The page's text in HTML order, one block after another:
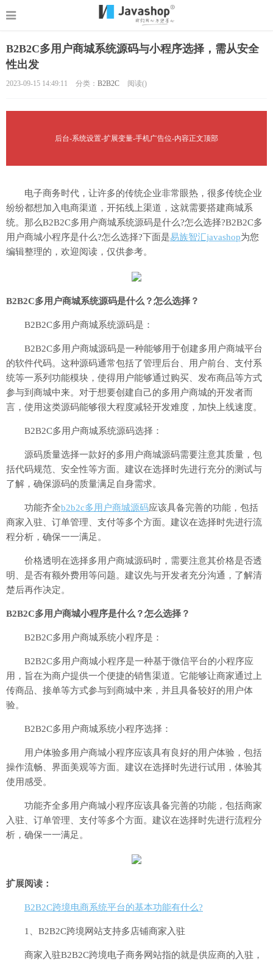
B2B2C多用户商城系统源码与小程序选择，需从安全
性出发
2023-09-15 14:49:11 分类： B2B2C 阅读()
后台-系统设置-扩展变量-手机广告位-内容正文顶部
电子商务时代，让许多的传统企业非常眼热，很多传统企业
纷纷都想加入电商渠道，开拓线上渠道，这就需要搭建商城系
统。那么B2B2C多用户商城系统源码是什么?怎么选择?B2B2C多
用户商城小程序是什么?怎么选择?下面是易族智汇javashop为您
编辑整理的，欢迎阅读，仅供参考。
B2B2C多用户商城系统源码是什么？怎么选择？
B2B2C多用户商城系统源码是：
B2B2C多用户商城源码是一种能够用于创建多用户商城平台
的软件代码。这种源码通常包括了管理后台、用户前台、支付系
统等一系列功能模块，使得用户能够通过购买、发布商品等方式
参与到商城中来。对于想要创建自己的多用户商城的开发者而
言，使用这类源码能够很大程度减轻开发难度，加快上线速度。
B2B2C多用户商城系统源码选择：
源码质量选择一款好的多用户商城源码需要注意其质量，包
括代码规范、安全性等方面。建议在选择时先进行充分的测试与
了解，确保源码的质量满足自身需求。
功能齐全b2b2c多用户商城源码应该具备完善的功能，包括
商家入驻、订单管理、支付等多个方面。建议在选择时先进行流
程分析，确保一一满足。
价格透明在选择多用户商城源码时，需要注意其价格是否透
明、是否有额外费用等问题。建议先与开发者充分沟通，了解清
楚后再作决定。
B2B2C多用户商城小程序是什么？怎么选择？
B2B2C多用户商城系统小程序是：
B2B2C多用户商城小程序是一种基于微信平台的小程序应
用，旨在为商户提供一个便捷的销售渠道。它能够让商家通过上
传商品、接单等方式参与到商城中来，并且具备较好的用户体
验。
B2B2C多用户商城系统小程序选择：
用户体验多用户商城小程序应该具有良好的用户体验，包括
操作流畅、界面美观等方面。建议在选择时先进行试用，体验其
使用感受。
功能齐全多用户商城小程序应该具备完善的功能，包括商家
入驻、订单管理、支付等多个方面。建议在选择时先进行流程分
析，确保一一满足。
扩展阅读：
B2B2C跨境电商系统平台的基本功能有什么?
1、B2B2C跨境网站支持多店铺商家入驻
商家入驻B2B2C跨境电子商务网站指的就是供应商的入驻，